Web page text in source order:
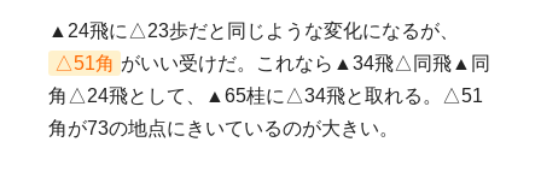
▲24飛に△23歩だと同じような変化になるが、
△51角 がいい受けだ。これなら▲34飛△同飛▲同
角△24飛として、▲65桂に△34飛と取れる。△51
角が73の地点にきいているのが大きい。